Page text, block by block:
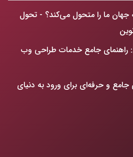
ما را متحول می‌کند؟ - تحول
راهنمای جامع خدمات طراحی وب
و حرفه‌ای برای ورود به دنیای
و فرم، ساخت پنجره‌ای به آینده